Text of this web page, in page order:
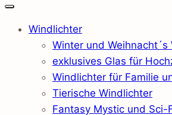
Windlichter
Winter und Weihnacht´s
exklusives Glas für
Windlichter für Familie
Tierische Windlichter
Fantasy Mystic und Sci-